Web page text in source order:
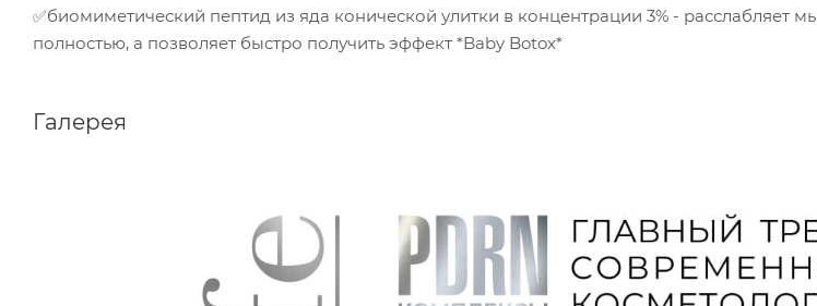
✅биомиметический пептид из яда конической улитки в концентрации 3% - расслабляет
полностью, а позволяет быстро получить эффект *Baby Botox*
Галерея